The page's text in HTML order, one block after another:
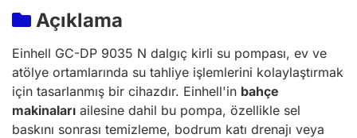
Açıklama
Einhell GC-DP 9035 N dalgıç kirli su pompası, ev ve
atölye ortamlarında su tahliye işlemlerini kolaylaştırmak
için tasarlanmış bir cihazdır. Einhell'in bahçe
makinaları ailesine dahil bu pompa, özellikle sel
baskını sonrası temizleme, bodrum katı drenajı veya